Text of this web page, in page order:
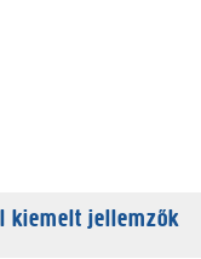
kiemelt jellemzők